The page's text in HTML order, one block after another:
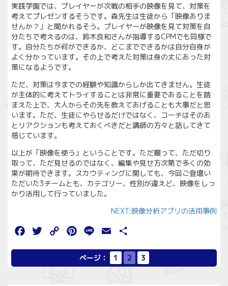
実践学園では、プレイヤーが次戦の相手の映像を見て、対策を
考えてプレゼンするそうです。森先生は生徒から「映像ありま
せんか？」と聞かれるそう。プレイヤーが映像を見て対策を自
分たちで考えるのは、鈴木良和さんが指導するCPMでも同様で
す。自分たちが何ができるか、どこまでできるかは自分自身が
よく分かっています。その上で考えた対策は身の丈にあった対
策になるようです。
ただ、対策は今までの経験や知識からしか出てきません。生徒
が主体的に考えてトライすることは非常に重要であることを踏
まえた上で、大人からその先を教えてあげることも大事だと思
います。ただ、生徒にやらせるだけではなく、コーチはそのあ
とリアクションも考えておくべきだと講師の方々と話してきて
感じています。
以上が「映像を使う」ということです。ただ撮って、ただ切り
取って、ただ見せるのではなく、編集や見せ方次第で多くの効
果が期待できます。スカウティングに関しても、今回ご登壇い
ただいた3チームとも、カテゴリー、性別が違えど、映像をしっ
かり活用して行っていました。
NEXT:映像分析アプリの活用事例
FacebookTwitter
Copy
Pinterest
Line Email
ページ： 1 2 3